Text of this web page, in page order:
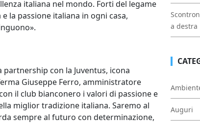
italiana nel mondo. Forti del legame
la passione italiana in ogni casa,
con la Juventus, icona
Giuseppe Ferro, amministratore
il club bianconero i valori di passione e
miglior tradizione italiana. Saremo al
sempre al futuro con determinazione,
a destra
Auguri